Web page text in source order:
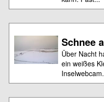
Schnee
Über Nacht
ein weißes